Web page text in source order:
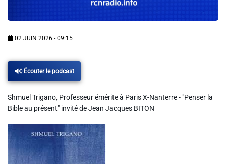
Alerte Méduses 06
Issa Nissa OGC Nice
RCN Soutiens
MEDIAS
Photos
02 JUIN 2026 - 09:15
Écouter le podcast
Shmuel Trigano, Professeur émérite à Paris X-Nanterre - "Penser la
Bible au présent" invité de Jean Jacques BITON